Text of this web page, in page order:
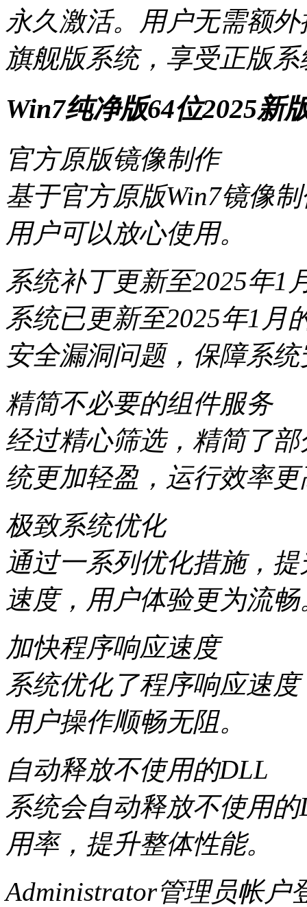
永久激活。用户无需额
旗舰版系统，享受正版
Win7纯净版64位2025新
官方原版镜像制作
基于官方原版Win7镜像
用户可以放心使用。
系统补丁更新至2025年1
系统已更新至2025年1月
安全漏洞问题，保障系
精简不必要的组件服务
经过精心筛选，精简了
统更加轻盈，运行效率更
极致系统优化
通过一系列优化措施，
速度，用户体验更为流畅
加快程序响应速度
系统优化了程序响应速
用户操作顺畅无阻。
自动释放不使用的DLL
系统会自动释放不使用
用率，提升整体性能。
Administrator管理员帐户